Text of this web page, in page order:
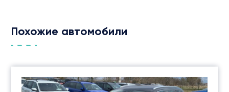
Похожие автомобили